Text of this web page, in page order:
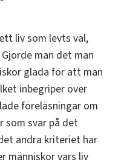
liv som levts väl,
man det man
glada för att man
inbegriper över
föreläsningar om
som svar på det
andra kriteriet har
människor vars liv